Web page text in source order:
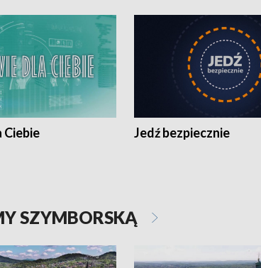
Jedź bezpiecznie
SZYMBORSKĄ